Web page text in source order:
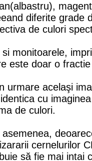
diferite grade
de culori
si monitoarele,
este doar o
urmare acelaşi
cu
de culori.
asemenea,
cernelurilor
să fie mai intai